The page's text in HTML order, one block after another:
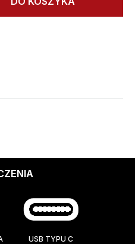
USB TYPU C